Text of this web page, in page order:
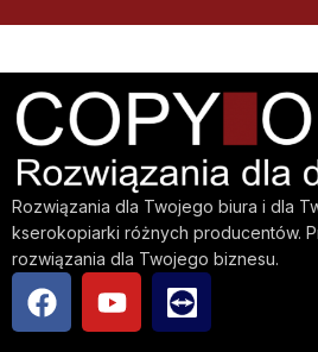
Rozwiązania dla Twojego biura i dla
kserokopiarki różnych producentów.
rozwiązania dla Twojego biznesu.